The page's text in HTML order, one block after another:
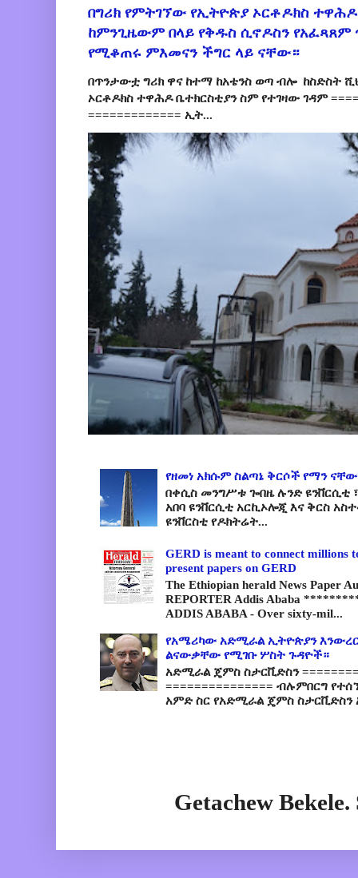
በግሪክ የምትገኘው የኢትዮጵያ ኦርቶዶክስ
ከምንጊዜውም በላይ የቅዱስ ሲኖዶስን የአፈጻጸም
የሚቆጠሩ ምእመናን ችግር ላይ ናቸው።
በጥንታውቷ ግሪክ ዋና ከተማ ከአቴንስ ወጣ ብሎ ከስድስት
ኦርቶዶክስ ተዋሕዶ ቤተክርስቲያን ስም የተገዛው ገዳም
============= ኢት...
የዘመነ አክሱም ስልጣኔ ቅርሶች የማን
በቀሲስ መንግሥቱ ጐበዜ ሉንድ ዩንቨርሲቲ
አበባ ዩንቨርሲቲ አርኪኦሎጂ እና ቅርስ
ዩንቨርስቲ የዶክትሬት...
GERD is meant to connect millions
present papers on GERD
The Ethiopian herald News Paper
REPORTER Addis Ababa
ADDIS ABABA - Over sixty-mil...
የአሜሪካው አድሚራል ኢትዮጵያን
ልናውቃቸው የሚገቡ ሦስት ጉዳዮች።
አድሚራል ጄምስ ስታርቪድስን
=============== ብሉምበርግ
አምድ ስር የአድሚራል ጄምስ ስታርቪድስን
Getachew